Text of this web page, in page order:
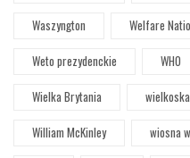
Waszyngton
Welfare
Weto prezydenckie
WHO
Wielka Brytania
William McKinley
wiosna